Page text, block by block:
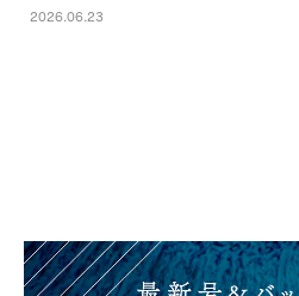
2026.06.23